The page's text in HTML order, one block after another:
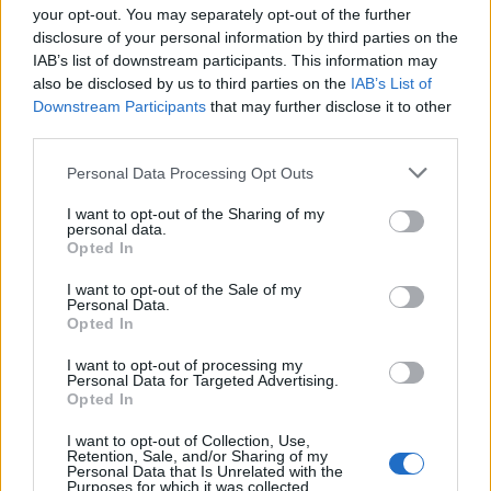
your opt-out. You may separately opt-out of the further
disclosure of your personal information by third parties on the
IAB’s list of downstream participants. This information may
also be disclosed by us to third parties on the IAB’s List of
Downstream Participants that may further disclose it to other
Please note that this website/app uses one or more Google
not limited to your visit or usage behaviour. You may click to
grant or deny consent to Google and its third-party tags to
use your data for below specified purposes in below Google
consent section.
Personal Data Processing Opt Outs
I want to opt-out of the Sharing of my
personal data.
Opted In
I want to opt-out of the Sale of my
Personal Data.
Opted In
I want to opt-out of processing my
Personal Data for Targeted Advertising.
Opted In
I want to opt-out of Collection, Use,
Retention, Sale, and/or Sharing of my
Personal Data that Is Unrelated with the
Purposes for which it was collected.
vetni a bankadót, csak azt nézik meg, hogy
Magyarországnak a nagy nyomás ellenére sikerül-e
keresztülvinnie eredeti szándékát (László Tamás).
"This is just another incident of foot in mouth
disease from the new government" said Kieran
including Hungarian government debt, at Aviva
Investors in London. Without the IMF, “there may or
may not be enough appetite to buy Hungarian
assets to make up for the lack of funding”
Austerity has its limits. So does lenders' patience
De most, amikor Rosenbergék (IMF) és Rehnnék (EU)
éppen pénzügyi szabadságharc folyik. És mindenki
ellenség. Mert ellenség az MSZP is, és mindaz, ami